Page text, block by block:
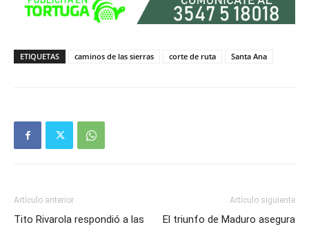
ETIQUETAS caminos de las sierras corte de ruta Santa Ana
Artículo anterior
Tito Rivarola respondió a las
Artículo siguiente
El triunfo de Maduro asegura